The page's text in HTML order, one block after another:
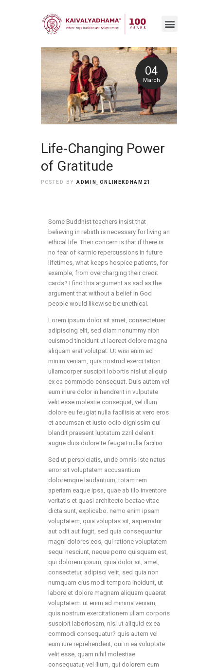
04
March
Life-Changing Power
of Gratitude
POSTED BYADMIN_ONLINEKDHAM21
Some Buddhist teachers insist that
believing in rebirth is necessary for living an
ethical life. Their concern is that if there is
no fear of karmic repercussions in future
lifetimes, what keeps hospice patients, for
example, from overcharging their credit
cards? I find this argument as sad as the
argument that without a belief in God
people would likewise be unethical.
Lorem ipsum dolor sit amet, consectetuer
adipiscing elit, sed diam nonummy nibh
euismod tincidunt ut laoreet dolore magna
aliquam erat volutpat. Ut wisi enim ad
minim veniam, quis nostrud exerci tation
ullamcorper suscipit lobortis nisl ut aliquip
ex ea commodo consequat. Duis autem vel
eum iriure dolor in hendrerit in vulputate
velit esse molestie consequat, vel illum
dolore eu feugiat nulla facilisis at vero eros
et accumsan et iusto odio dignissim qui
blandit praesent luptatum zzril delenit
augue duis dolore te feugait nulla facilisi.
Sed ut perspiciatis, unde omnis iste natus
error sit voluptatem accusantium
doloremque laudantium, totam rem
aperiam eaque ipsa, quae ab illo inventore
veritatis et quasi architecto beatae vitae
dicta sunt, explicabo. nemo enim ipsam
voluptatem, quia voluptas sit, aspernatur
aut odit aut fugit, sed quia consequuntur
magni dolores eos, qui ratione voluptatem
sequi nesciunt, neque porro quisquam est,
qui dolorem ipsum, quia dolor sit, amet,
consectetur, adipisci velit, sed quia non
numquam eius modi tempora incidunt, ut
labore et dolore magnam aliquam quaerat
voluptatem. ut enim ad minima veniam,
quis nostrum exercitationem ullam corporis
suscipit laboriosam, nisi ut aliquid ex ea
commodi consequatur? quis autem vel
eum iure reprehenderit, qui in ea voluptate
velit esse, quam nihil molestiae
consequatur, vel illum, qui dolorem eum